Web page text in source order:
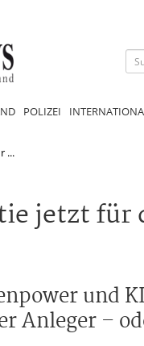
POLIZEI
...
jetzt
und
Anleger –